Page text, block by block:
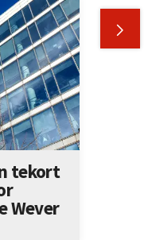

tekort
Wever